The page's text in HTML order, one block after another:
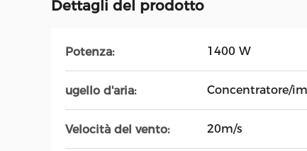
Dettagli del prodotto
Potenza: 1400 W
ugello d'aria: Concentratore/
Velocità del vento: 20m/s